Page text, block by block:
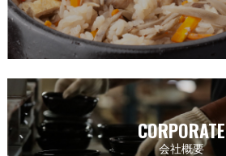
CORPORATE
会社概要